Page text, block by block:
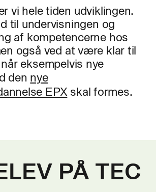
vi hele tiden udviklingen.
til undervisningen og
af kompetencerne hos
også ved at være klar til
eksempelvis nye
den nye
EPX skal formes.
PÅ TEC